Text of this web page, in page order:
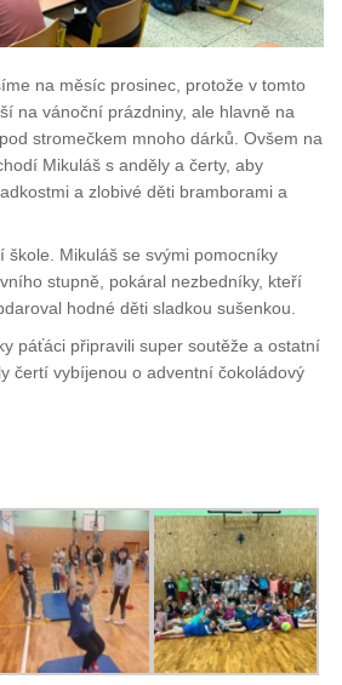
na měsíc prosinec, protože v tomto
na vánoční prázdniny, ale hlavně na
stromečkem mnoho dárků. Ovšem na
Mikuláš s anděly a čerty, aby
a zlobivé děti bramborami a
škole. Mikuláš se svými pomocníky
stupně, pokáral nezbedníky, kteří
hodné děti sladkou sušenkou.
páťáci připravili super soutěže a ostatní
čertí vybíjenou o adventní čokoládový